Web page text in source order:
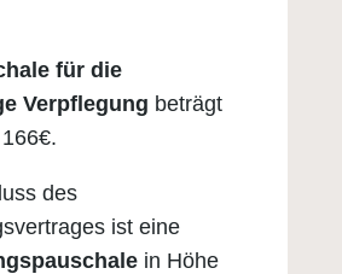
für die
Verpflegung beträgt
des
ist eine
in Höhe